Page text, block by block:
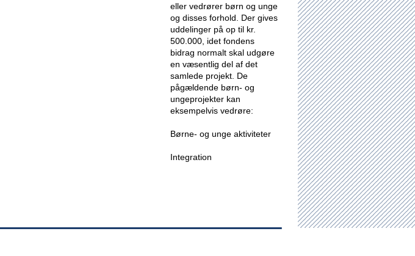
eller vedrører børn og unge
og disses forhold. Der gives
uddelinger på op til kr.
500.000, idet fondens
bidrag normalt skal udgøre
en væsentlig del af det
samlede projekt. De
pågældende børn- og
ungeprojekter kan
eksempelvis vedrøre:
Børne- og unge aktiviteter
Integration